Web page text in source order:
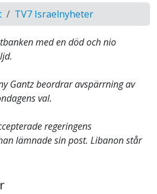
TV7 Israelnyheter
med en död och nio
Gantz beordrar avspärrning av
val.
regeringens
lämnade sin post. Libanon står